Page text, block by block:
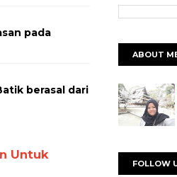
pada
berasal dari
Untuk
ABOUT
FOLLOW